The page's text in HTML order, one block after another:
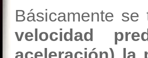
Básicamente
velocidad